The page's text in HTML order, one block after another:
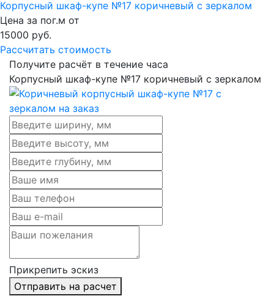
Корпусный шкаф-купе №17 коричневый с зеркалом
Цена за пог.м от
15000 руб.
Рассчитать стоимость
Получите расчёт в течение часа
Корпусный шкаф-купе №17 коричневый с зеркалом
Прикрепить эскиз
Отправить на расчет